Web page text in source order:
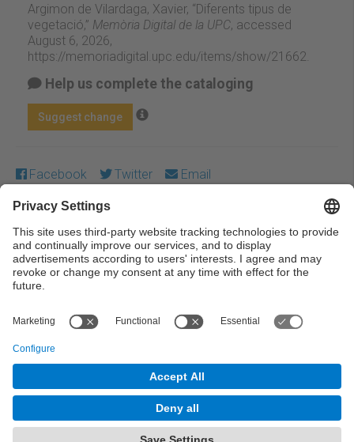
Argimon de Vilardaga, Xavier, “Diferents tipus de
vegetació,” Memòria Digital de la UPC, accessed
August 6, 2026,
https://memoriadigital.upc.edu/items/show/21662
Help us complete the cataloging
Suggest change
Facebook Twitter Email
Except where otherwise noted, content on this work is
licensed under a Creative Commons license:Attribution-
NonCommercial-NoDerivs 3.0 Spain
© UPC Universitat Politècnica de Catalunya ·
BarcelonaTech